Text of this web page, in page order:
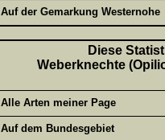
Auf der Gemarkung Westernohe
Diese
Weberknechte
Alle Arten meiner Page
Auf dem Bundesgebiet